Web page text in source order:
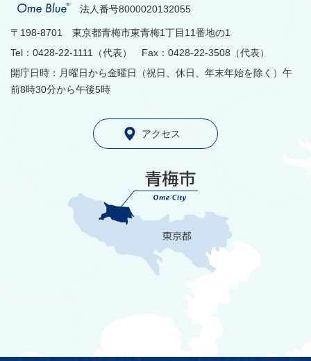
法人番号8000020132055
〒198-8701 東京都青梅市東青梅1丁目11番地の1
Tel：0428-22-1111（代表） Fax：0428-22-3508（代表）
開庁日時：月曜日から金曜日（祝日、休日、年末年始を除く）午
前8時30分から午後5時
アクセス